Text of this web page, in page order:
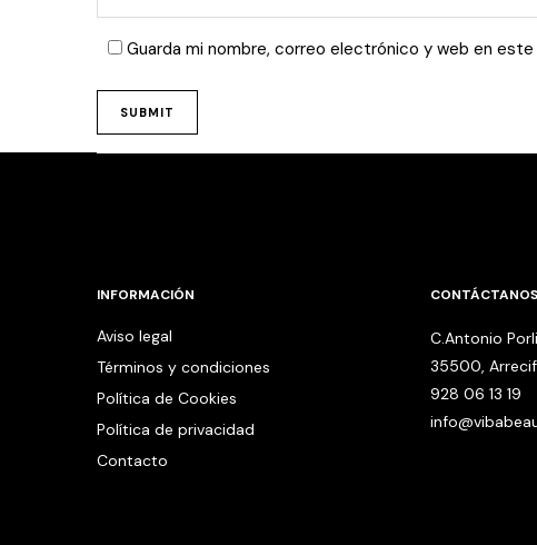
Guarda mi nombre, correo electrónico y web en
INFORMACIÓN
Aviso legal
Términos y condiciones
Política de Cookies
Política de privacidad
Contacto
CONTÁCTANOS
C.Antonio
35500,
928 06 13 19